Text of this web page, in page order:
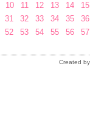
10 11 12 13 14
15
31 32 33 34 35
36
52 53 54 55 56 57
Created